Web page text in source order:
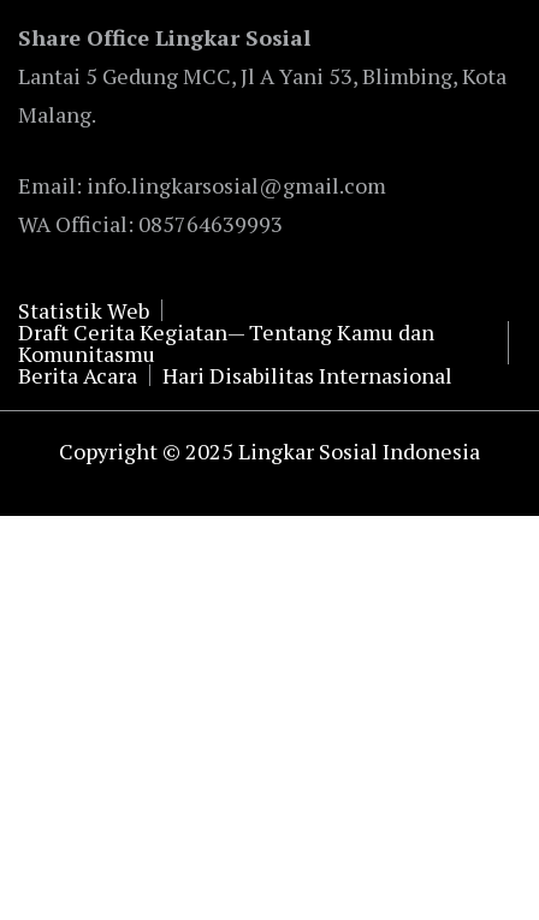
Share Office Lingkar Sosial
Lantai 5 Gedung MCC, Jl A Yani 53, Blimbing, Kota
Malang.
Email: info.lingkarsosial@gmail.com
WA Official: 085764639993
Statistik Web
Draft Cerita Kegiatan— Tentang Kamu dan
Komunitasmu
Berita Acara Hari Disabilitas Internasional
Copyright © 2025 Lingkar Sosial Indonesia